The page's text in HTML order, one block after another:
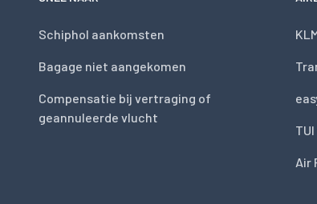
Schiphol aankomsten
Bagage niet aangekomen
Compensatie bij vertraging of
geannuleerde vlucht
Air